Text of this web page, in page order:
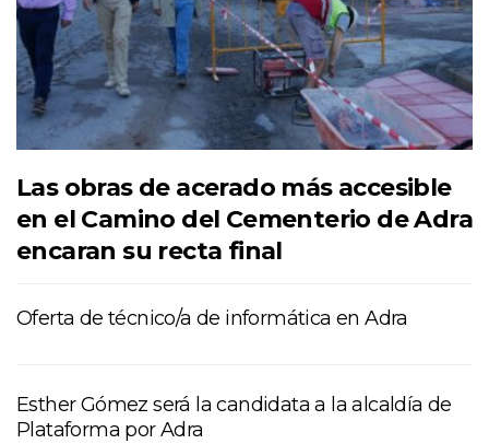
Las obras de acerado más accesible
en el Camino del Cementerio de Adra
encaran su recta final
Oferta de técnico/a de informática en Adra
Esther Gómez será la candidata a la alcaldía de
Plataforma por Adra